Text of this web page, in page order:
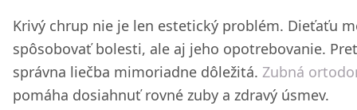
Krivý chrup nie je len estetický problém. Dieťaťu
spôsobovať bolesti, ale aj jeho opotrebovanie.
správna liečba mimoriadne dôležitá. Zubná
pomáha dosiahnuť rovné zuby a zdravý úsmev.